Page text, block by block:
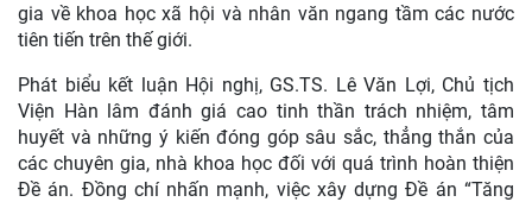
gia về khoa học xã hội và nhân văn ngang tầm các nước
tiên tiến trên thế giới.
Phát biểu kết luận Hội nghị, GS.TS. Lê Văn Lợi, Chủ tịch
Viện Hàn lâm đánh giá cao tinh thần trách nhiệm, tâm
huyết và những ý kiến đóng góp sâu sắc, thẳng thắn của
các chuyên gia, nhà khoa học đối với quá trình hoàn thiện
Đề án. Đồng chí nhấn mạnh, việc xây dựng Đề án “Tăng